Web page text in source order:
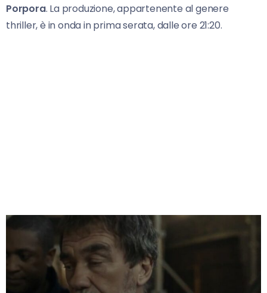
Porpora. La produzione, appartenente al genere
thriller, è in onda in prima serata, dalle ore 21:20.